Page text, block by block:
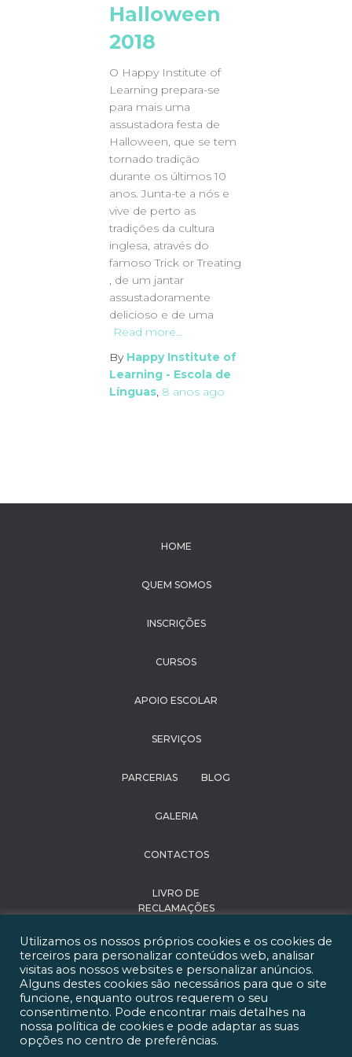
Halloween
2018
O Happy Institute of
Learning prepara-se
para mais uma
assustadora festa de
Halloween, que se tem
tornado tradição
durante os últimos 10
anos. Junta-te a nós e
vive de perto as
tradições da cultura
inglesa, através do
famoso Trick or Treating
, de um jantar
assustadoramente
delicioso e de uma
Read more…
By Happy Institute of
Learning - Escola de
Línguas, 8 anos ago
HOME
QUEM SOMOS
INSCRIÇÕES
CURSOS
APOIO ESCOLAR
SERVIÇOS
PARCERIAS BLOG
GALERIA
CONTACTOS
LIVRO DE
RECLAMAÇÕES
POLÍTICA DE
PRIVACIDADE
RECRUTAMENTO
Happy Institute of
Utilizamos os nossos próprios cookies e os cookies de
terceiros para personalizar conteúdos web, analisar
visitas aos nossos websites e personalizar anúncios.
Alguns destes cookies são necessários para que o site
funcione, enquanto outros requerem o seu
consentimento. Pode encontrar mais detalhes na
nossa política de cookies e pode adaptar as suas
opções no centro de preferências.